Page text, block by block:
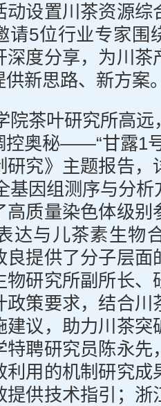
动设置川茶资源综
请5位行业专家围
深度分享，为川茶
新思路、新方案
院茶叶研究所高
控奥秘——“甘露1
研究》主题报告，
基因组测序与分
高质量染色体级别
达与儿茶素生物
良提供了分子层面
物研究所副所长、
政策要求，结合川
建议，助力川茶突
特聘研究员陈永先
利用的机制研究成
提供技术指引；浙